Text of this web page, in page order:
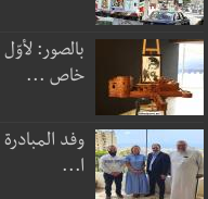
بالصور:
خاص ...
وفد
ا...